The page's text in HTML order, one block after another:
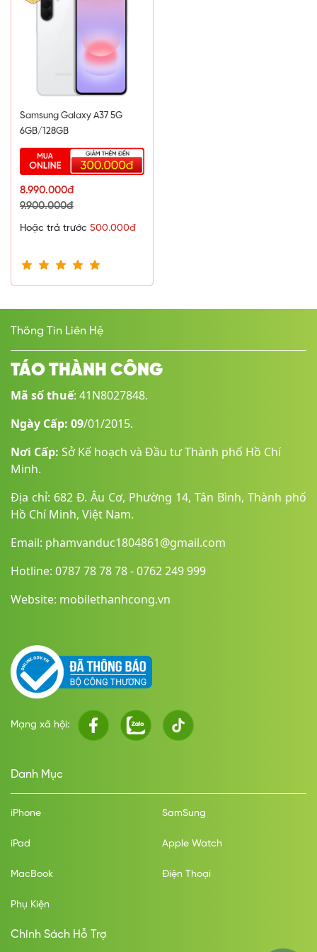
Chip đồ họa (GPU)
Adreno 740
Hệ thống lưu trữ
Ram
8GB
Bộ nhớ trong
512GB
Hỗ trợ thẻ nhớ ngoài (MicroSD)
3G4G LTE5G
SIM
GPS, GLONASS, GALILEO, BDS
Bluetooth
5.3, A2DP, LE
Kết nối khác
NFCOTG
Pin & Sạc
Type-CSạc nam châm
Li-Po
Sạc pin nhanhTiết kiệm pinSạc không dây
Thiết kế & trọng lượng
Thiết kế
Samsung Galaxy A37 5G
6GB/128GB
8.990.000đ
9.900.000đ
Hoặc trả trước 500.000đ
Thông Tin Liên Hệ
TÁO THÀNH CÔNG
Mã số thuế: 41N8027848.
Ngày Cấp: 09/01/2015.
Nơi Cấp: Sở Kế hoạch và Đầu tư Thành phố Hồ Chí
Minh.
Địa chỉ: 682 Đ. Âu Cơ, Phường 14, Tân Bình, Thành phố
Hồ Chí Minh, Việt Nam.
Email: phamvanduc1804861@gmail.com
Hotline: 0787 78 78 78 - 0762 249 999
Website: mobilethanhcong.vn
Mạng xã hội:
Danh Mục
iPhone SamSung
iPad Apple Watch
MacBook Điện Thoại
Phụ Kiện
Chính Sách Hỗ Trợ